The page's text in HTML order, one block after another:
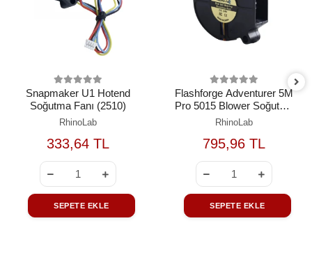
Snapmaker U1 Hotend
Soğutma Fanı (2510)
RhinoLab
333,64 TL
SEPETE EKLE
Flashforge Adventurer 5M
Pro 5015 Blower Soğutma
Fanı
RhinoLab
795,96 TL
SEPETE EKLE